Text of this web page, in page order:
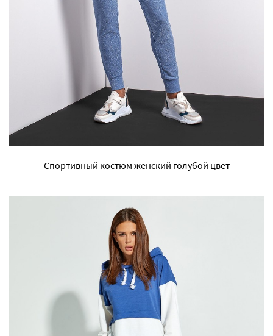
Спортивный костюм женский голубой цвет